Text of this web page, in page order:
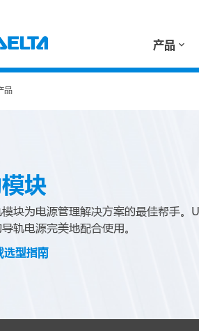
产品
品
块
块为电源管理解决方案的最佳帮手。
轨电源完美地配合使用。
选型指南